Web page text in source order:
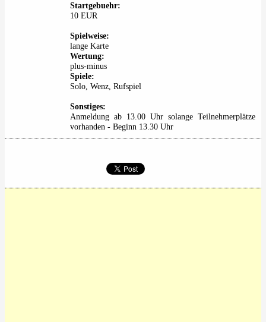
Startgebuehr:
10 EUR
Spielweise:
lange Karte
Wertung:
plus-minus
Spiele:
Solo, Wenz, Rufspiel
Sonstiges:
Anmeldung ab 13.00 Uhr solange Teilnehmerplätze
vorhanden - Beginn 13.30 Uhr